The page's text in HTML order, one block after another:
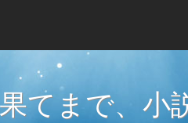
てまで、小